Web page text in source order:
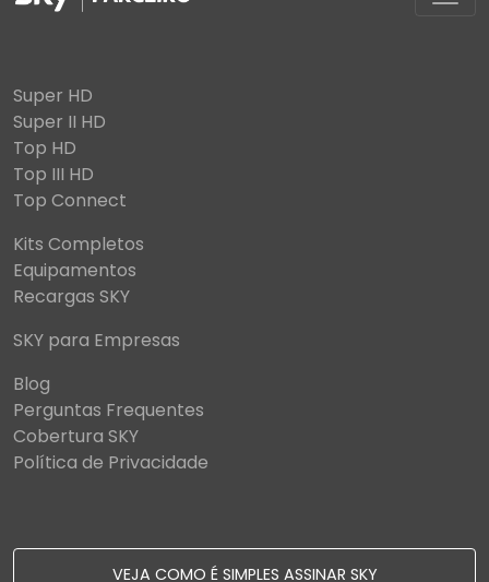
Super HD
Super II HD
Top HD
Top III HD
Top Connect
Kits Completos
Equipamentos
Recargas SKY
SKY para Empresas
Blog
Perguntas Frequentes
Cobertura SKY
Política de Privacidade
VEJA COMO É SIMPLES ASSINAR SKY